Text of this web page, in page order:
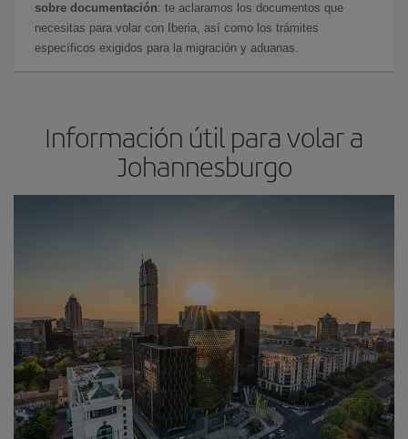
sobre documentación: te aclaramos los documentos que
necesitas para volar con Iberia, así como los trámites
específicos exigidos para la migración y aduanas.
Información útil para volar a
Johannesburgo